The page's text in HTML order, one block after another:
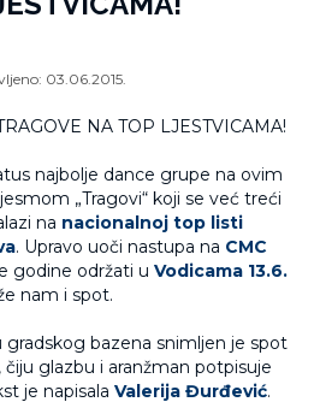
03.06.2015.
najbolje dance grupe na ovim
„Tragovi“ koji se već treći
na nacionalnoj top listi
. Upravo uoči nastupa na CMC
godine održati u Vodicama 13.6.
nam i spot.
gradskog bazena snimljen je spot
, čiju glazbu i aranžman potpisuje
je napisala Valerija Đurđević.